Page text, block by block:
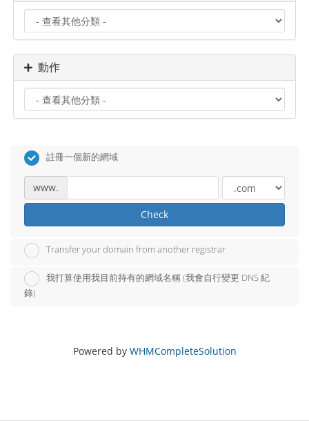
動作
註冊一個新的網域
www.
Check
Transfer your domain from another registrar
我打算使用我目前持有的網域名稱 (我會自行變更 DNS 紀
錄)
Powered by WHMCompleteSolution